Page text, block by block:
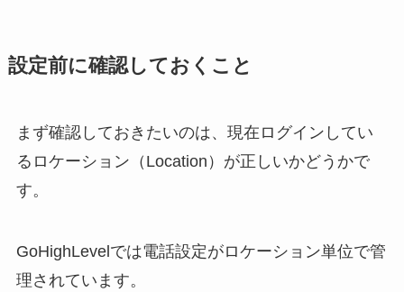
設定前に確認しておくこと
まず確認しておきたいのは、現在ログインしてい
るロケーション（Location）が正しいかどうかで
す。
GoHighLevelでは電話設定がロケーション単位で管
理されています。